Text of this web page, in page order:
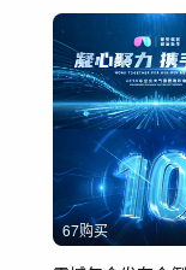
67购买